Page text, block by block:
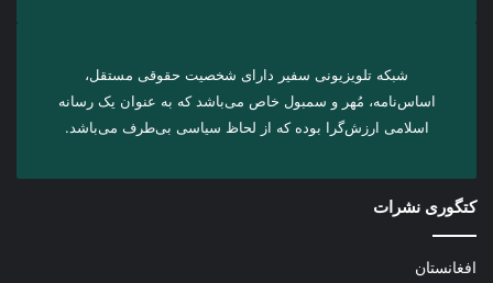
شبکه تلویزیونی سفیر دارای شخصیت حقوقی مستقل،
اساس‌نامه، مُهر و سمبول خاص می‌باشد که به عنوان یک رسانه
اسلامی ارزش‌گرا بوده که از لحاظ سیاسی بی‌طرف می‌باشد.
کتگوری نشرات
افغانستان